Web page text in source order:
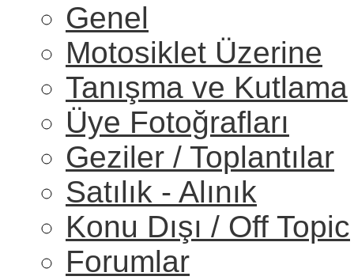
Genel
Motosiklet Üzerine
Tanışma ve Kutlama
Üye Fotoğrafları
Geziler / Toplantılar
Satılık - Alınık
Konu Dışı / Off Topic
Forumlar